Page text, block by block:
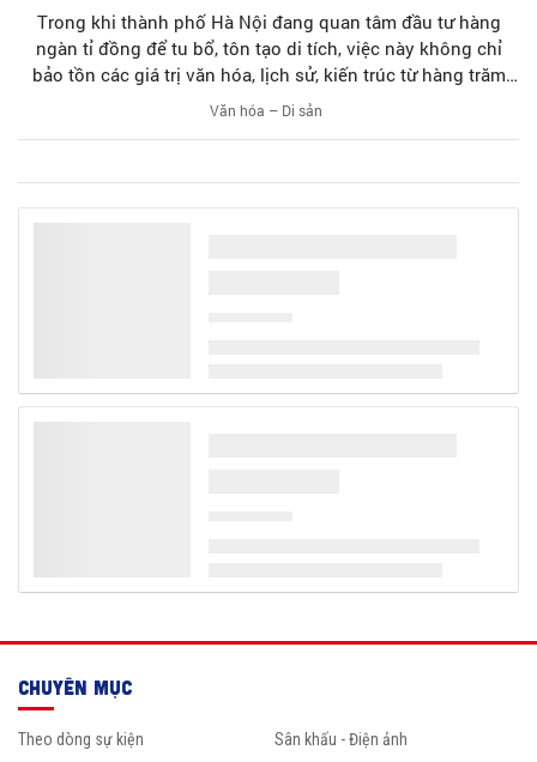
Trong khi thành phố Hà Nội đang quan tâm đầu tư hàng
ngàn tỉ đồng để tu bổ, tôn tạo di tích, việc này không chỉ
bảo tồn các giá trị văn hóa, lịch sử, kiến trúc từ hàng trăm
năm nay, mà còn tạo động lực cho việc phát huy di sản, thu
tiến độ và có dấu hiệu đi ngược lại các quy định về bảo
quản, tu bổ và phục hồi di tích của các cơ quan quản lý.
Văn hóa – Di sản
CHUYÊN MỤC
Theo dòng sự kiện
Sân khấu - Điện ảnh